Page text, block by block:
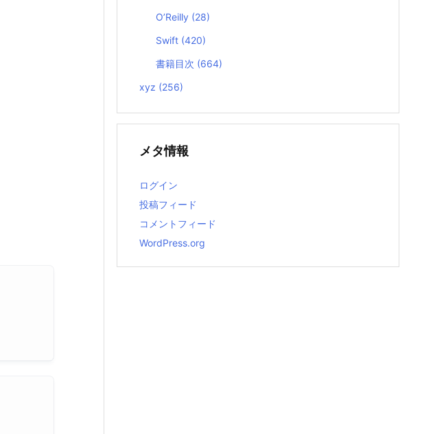
O’Reilly (28)
Swift (420)
書籍目次 (664)
xyz (256)
メタ情報
ログイン
投稿フィード
コメントフィード
WordPress.org